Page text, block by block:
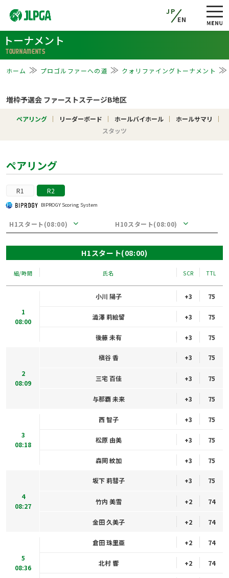
JP
EN
トーナメント
TOURNAMENTS
ホーム プロゴルファーへの道 クォリファイングトーナメント
増枠予選会 ファーストステージB地区
ペアリング リーダーボード ホールバイホール
ホールサマリ
スタッツ
ペアリング
R1 R2
BIPROGY Scoring System
H1スタート(08:00) H10スタート(08:00)
H1スタート(08:00)
組/時間 氏名 SCR TTL
1
08:00
小川 陽子 +3 75
澁澤 莉絵留 +3 75
後藤 未有 +3 75
2
08:09
槇谷 香 +3 75
三宅 百佳 +3 75
与那覇 未来 +3 75
3
08:18
西 智子 +3 75
松原 由美 +3 75
森岡 紋加 +3 75
4
08:27
坂下 莉彗子 +3 75
竹内 美雪 +2 74
金田 久美子 +2 74
5
08:36
倉田 珠里亜 +2 74
北村 響 +2 74